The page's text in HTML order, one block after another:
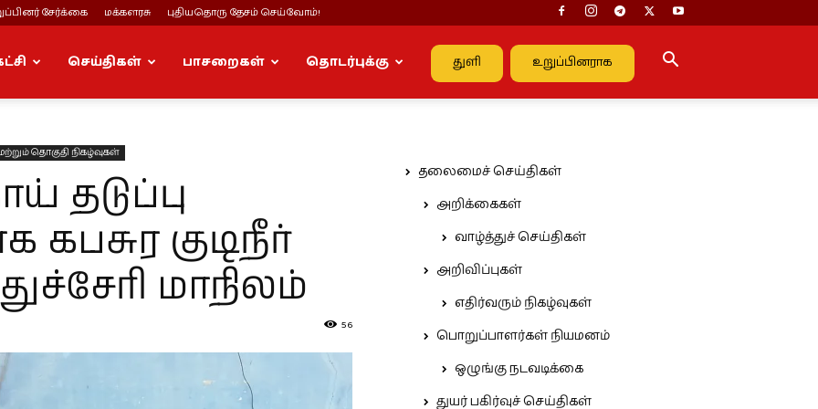
சேர்க்கை மக்களரசு புதியதொரு தேசம் செய்வோம்!
துளி உறுப்பினராக
செய்திகள் பாசறைகள் தொடர்புக்கு
தொகுதி நிகழ்வுகள்
குடிநீர்
மாநிலம்
56
தலைமைச் செய்திகள்
அறிக்கைகள்
வாழ்த்துச் செய்திகள்
அறிவிப்புகள்
எதிர்வரும் நிகழ்வுகள்
பொறுப்பாளர்கள் நியமனம்
ஒழுங்கு நடவடிக்கை
துயர் பகிர்வுச் செய்திகள்